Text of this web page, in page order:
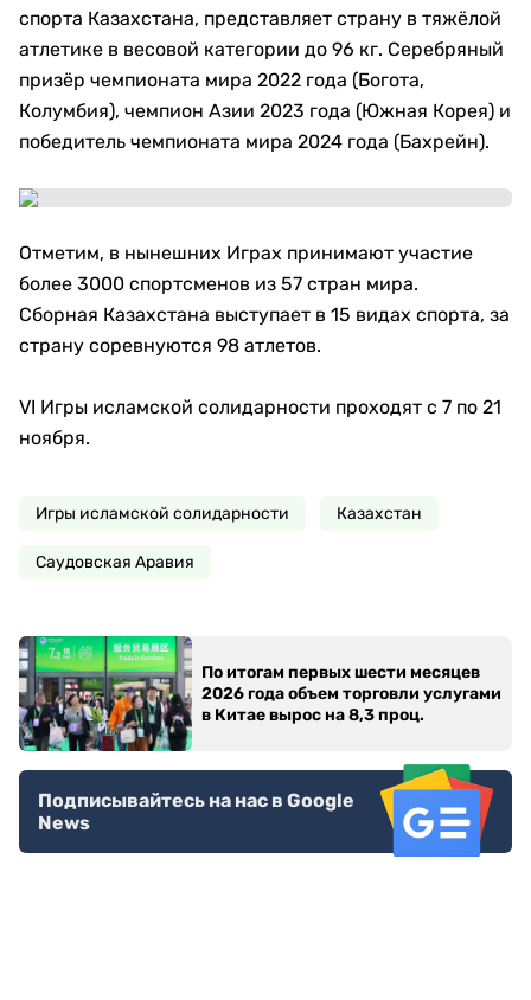
спорта Казахстана, представляет страну в тяжёлой
атлетике в весовой категории до 96 кг. Серебряный
призёр чемпионата мира 2022 года (Богота,
Колумбия), чемпион Азии 2023 года (Южная Корея) и
победитель чемпионата мира 2024 года (Бахрейн).
Отметим, в нынешних Играх принимают участие
более 3000 спортсменов из 57 стран мира.
Сборная Казахстана выступает в 15 видах спорта, за
страну соревнуются 98 атлетов.
VI Игры исламской солидарности проходят с 7 по 21
ноября.
Игры исламской солидарности Казахстан
Саудовская Аравия
По итогам первых шести месяцев
2026 года объем торговли услугами
в Китае вырос на 8,3 проц.
Подписывайтесь на нас в Google
News